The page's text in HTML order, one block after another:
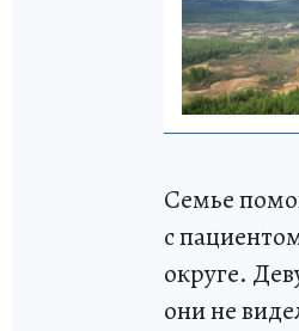
Семье
с
округе.
они не